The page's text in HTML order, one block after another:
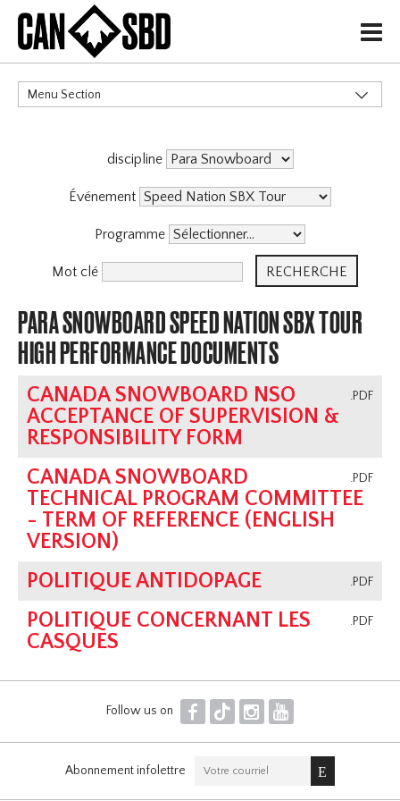
H
Menu Section
Événements & Compétitions
discipline
Événement
Programme
Mot clé
PARA SNOWBOARD SPEED NATION SBX TOUR
HIGH PERFORMANCE DOCUMENTS
.PDF
CANADA SNOWBOARD NSO
ACCEPTANCE OF SUPERVISION &
RESPONSIBILITY FORM
.PDF
CANADA SNOWBOARD
TECHNICAL PROGRAM COMMITTEE
- TERM OF REFERENCE (ENGLISH
VERSION)
.PDF
POLITIQUE ANTIDOPAGE
.PDF
POLITIQUE CONCERNANT LES
CASQUES
Follow us on F T I Y
Abonnement infolettre